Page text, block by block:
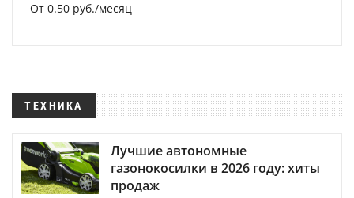
От 0.50 руб./месяц
ТЕХНИКА
Лучшие автономные
газонокосилки в 2026 году: хиты
продаж